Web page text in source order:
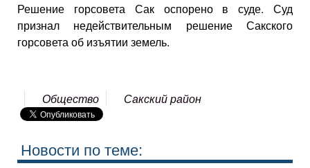
Решение горсовета Сак оспорено в суде. Суд
признал недействительным решение Сакского
горсовета об изъятии земель.
Общество Сакский район
Новости по теме: